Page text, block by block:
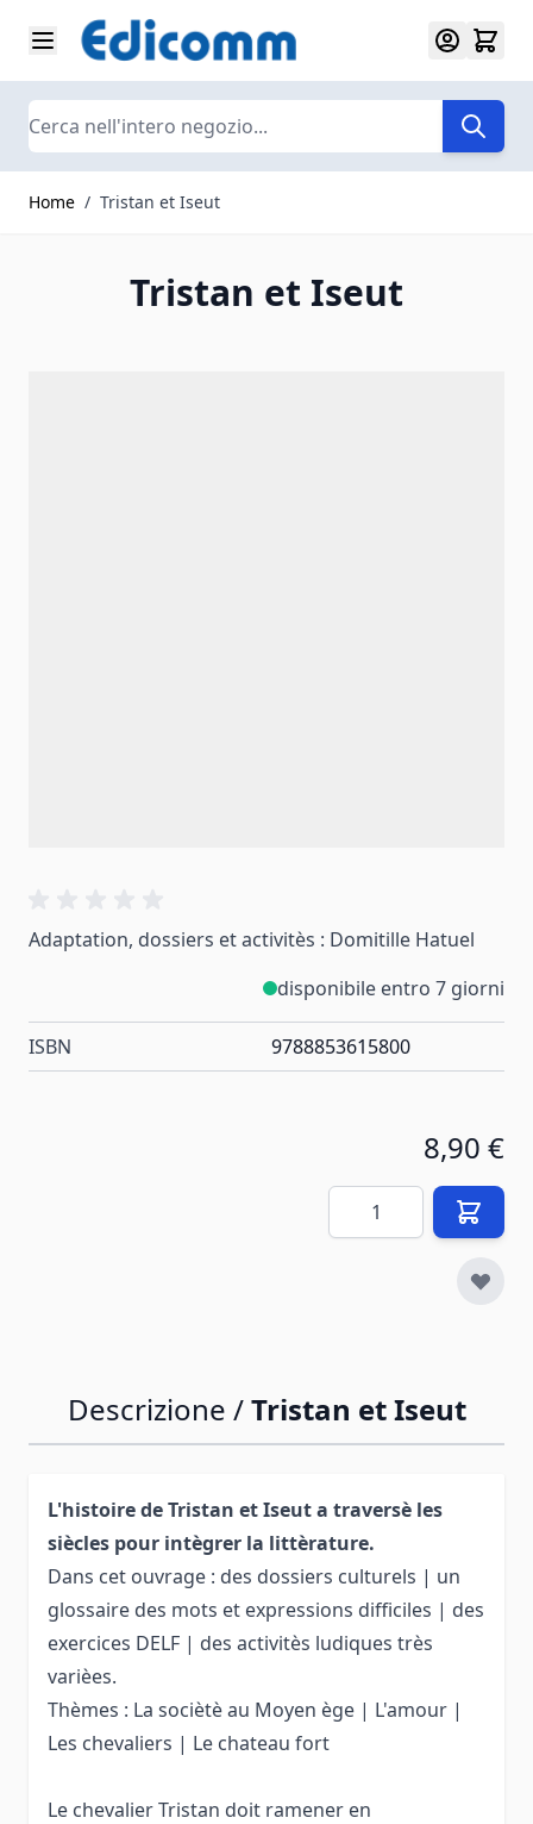
Salta al contenuto
Search
Home / Tristan et Iseut
Tristan et Iseut
Adaptation, dossiers et activitès : Domitille Hatuel
disponibile entro 7 giorni
ISBN 9788853615800
8,90 €
Quantità
Descrizione /Tristan et Iseut
L'histoire de Tristan et Iseut a traversè les
siècles pour intègrer la littèrature.
Dans cet ouvrage : des dossiers culturels | un
glossaire des mots et expressions difficiles | des
exercices DELF | des activitès ludiques très
varièes.
Thèmes : La sociètè au Moyen ège | L'amour |
Les chevaliers | Le chateau fort
Le chevalier Tristan doit ramener en